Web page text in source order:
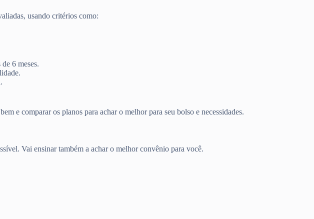
usando critérios como:
6 meses.
e comparar os planos para achar o melhor para seu bolso e necessidades.
Vai ensinar também a achar o melhor convênio para você.